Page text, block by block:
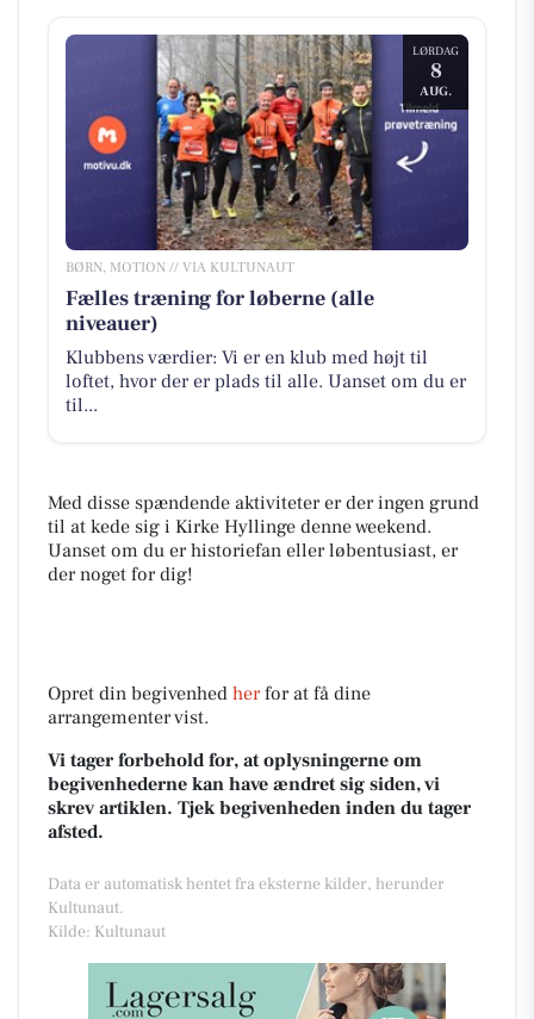
LØRDAG
8
AUG.
BØRN, MOTION // VIA KULTUNAUT
Fælles træning for løberne (alle
niveauer)
Klubbens værdier: Vi er en klub med højt til
loftet, hvor der er plads til alle. Uanset om du er
til...
Med disse spændende aktiviteter er der ingen grund
til at kede sig i Kirke Hyllinge denne weekend.
Uanset om du er historiefan eller løbentusiast, er
der noget for dig!
Opret din begivenhed herfor at få dine
arrangementer vist.
Vi tager forbehold for, at oplysningerne om
begivenhederne kan have ændret sig siden, vi
skrev artiklen. Tjek begivenheden inden du tager
afsted.
Data er automatisk hentet fra eksterne kilder, herunder
Kultunaut.
Kilde: Kultunaut